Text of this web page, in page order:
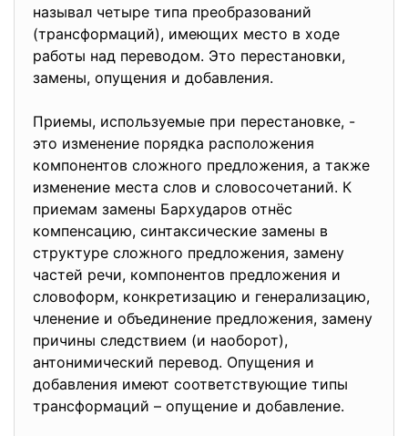
называл четыре типа преобразований
(трансформаций), имеющих место в ходе
работы над переводом. Это перестановки,
замены, опущения и добавления.
Приемы, используемые при перестановке, -
это изменение порядка расположения
компонентов сложного предложения, а также
изменение места слов и словосочетаний. К
приемам замены Бархударов отнёс
компенсацию, синтаксические замены в
структуре сложного предложения, замену
частей речи, компонентов предложения и
словоформ, конкретизацию и генерализацию,
членение и объединение предложения, замену
причины следствием (и наоборот),
антонимический перевод. Опущения и
добавления имеют соответствующие типы
трансформаций – опущение и добавление.